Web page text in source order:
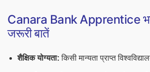
Canara Bank Apprentice
जरूरी बातें
शैक्षिक योग्यता: किसी मान्यता प्राप्त